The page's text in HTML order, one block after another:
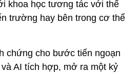
khoa học tương tác với thế
trường hay bên trong cơ thể
chứng cho bước tiến ngoạn
AI tích hợp, mở ra một kỷ